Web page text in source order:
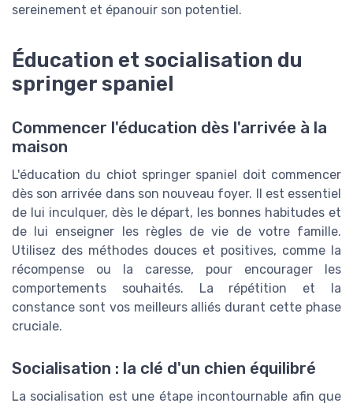
sereinement et épanouir son potentiel.
Éducation et socialisation du
springer spaniel
Commencer l'éducation dès l'arrivée à la
maison
L'éducation du chiot springer spaniel doit commencer
dès son arrivée dans son nouveau foyer. Il est essentiel
de lui inculquer, dès le départ, les bonnes habitudes et
de lui enseigner les règles de vie de votre famille.
Utilisez des méthodes douces et positives, comme la
récompense ou la caresse, pour encourager les
comportements souhaités. La répétition et la
constance sont vos meilleurs alliés durant cette phase
cruciale.
Socialisation : la clé d'un chien équilibré
La socialisation est une étape incontournable afin que